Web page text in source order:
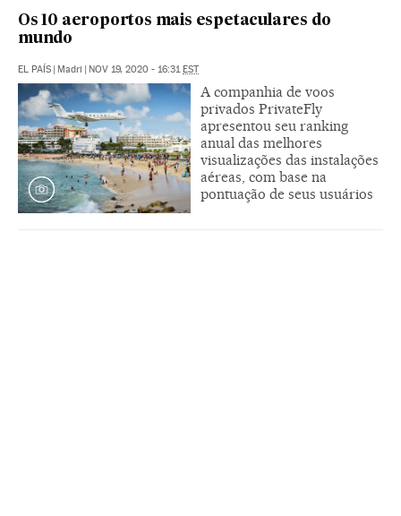
Os 10 aeroportos mais espetaculares do
mundo
EL PAÍS Madri NOV 19, 2020 - 16:31 EST
A companhia de voos
privados PrivateFly
apresentou seu ranking
anual das melhores
visualizações das instalações
aéreas, com base na
pontuação de seus usuários